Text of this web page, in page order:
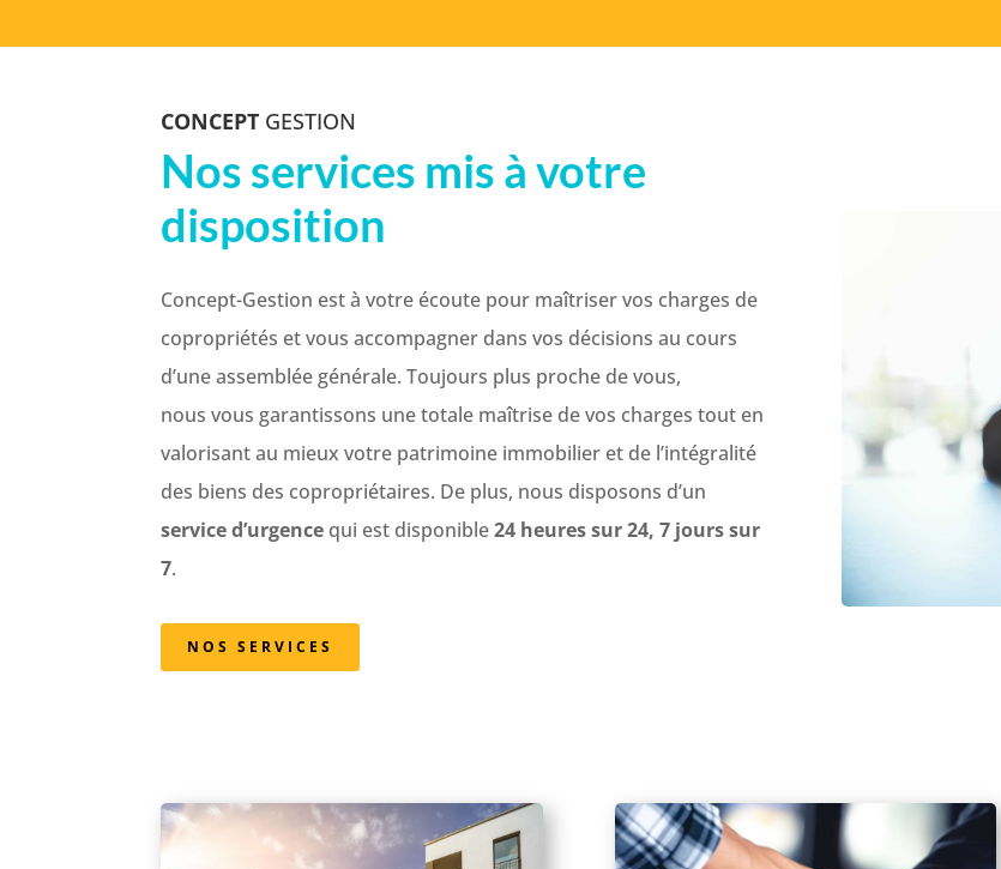
CONCEPT GESTION
Nos services mis à votre
disposition
Concept-Gestion est à votre écoute pour maîtriser vos charges de
copropriétés et vous accompagner dans vos décisions au cours
d’une assemblée générale. Toujours plus proche de vous,
nous vous garantissons une totale maîtrise de vos charges tout en
valorisant au mieux votre patrimoine immobilier et de l’intégralité
des biens des copropriétaires. De plus, nous disposons d’un
service d’urgence qui est disponible24 heures sur 24, 7 jours sur
7.
NOS SERVICES